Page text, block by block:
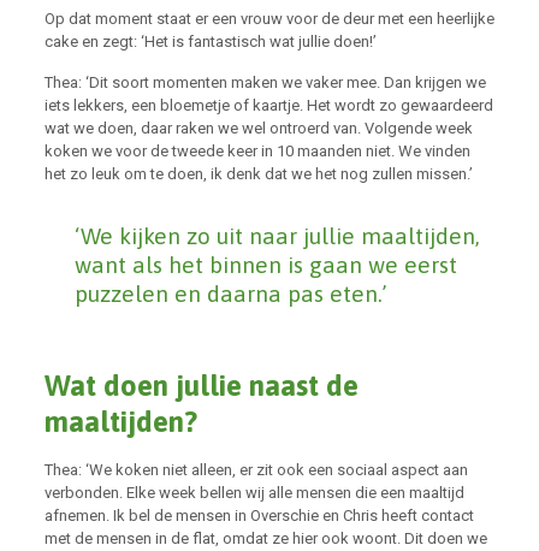
Op dat moment staat er een vrouw voor de deur met een heerlijke
cake en zegt: ‘Het is fantastisch wat jullie doen!’
Thea: ‘Dit soort momenten maken we vaker mee. Dan krijgen we
iets lekkers, een bloemetje of kaartje. Het wordt zo gewaardeerd
wat we doen, daar raken we wel ontroerd van. Volgende week
koken we voor de tweede keer in 10 maanden niet. We vinden
het zo leuk om te doen, ik denk dat we het nog zullen missen.’
‘We kijken zo uit naar jullie maaltijden,
want als het binnen is gaan we eerst
puzzelen en daarna pas eten.’
Wat doen jullie naast de
maaltijden?
Thea: ‘We koken niet alleen, er zit ook een sociaal aspect aan
verbonden. Elke week bellen wij alle mensen die een maaltijd
afnemen. Ik bel de mensen in Overschie en Chris heeft contact
met de mensen in de flat, omdat ze hier ook woont. Dit doen we